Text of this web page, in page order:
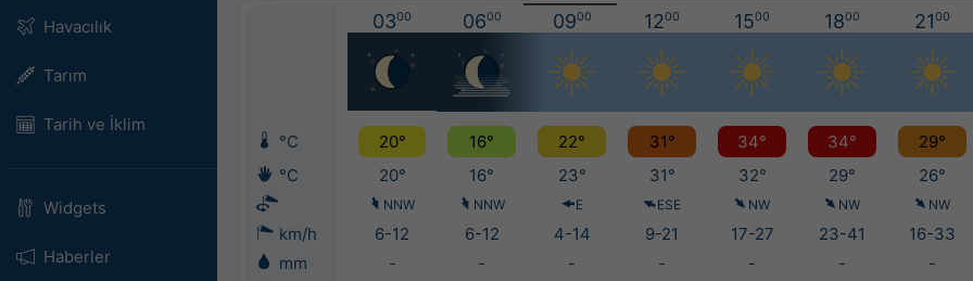
Havacılık
Tarım
Tarih ve İklim
Widgets
Haberler
0300 0600 0900 1200 1500 1800 2100
°C 20° 16° 22° 31° 34° 34°
29°
°C
20° 16° 23° 31° 32° 29° 26°
NNW NNW E ESE NW NW NW
km/h 6-12 6-12 4-14 9-21 17-27 23-41
16-33
mm
- - - - - -
-